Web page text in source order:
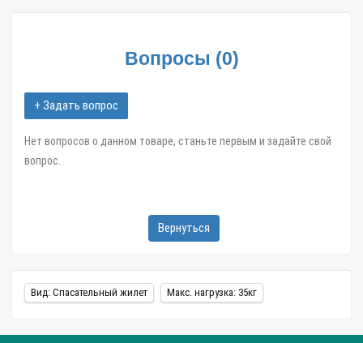
Вопросы (0)
+ Задать вопрос
Нет вопросов о данном товаре, станьте первым и задайте свой
вопрос.
Вернуться
Вид: Спасательный жилет Макс. нагрузка: 35кг